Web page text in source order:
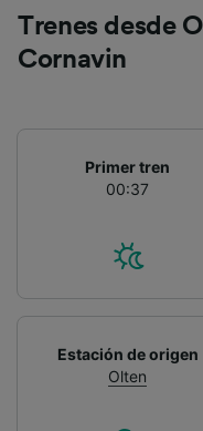
Trenes desde
Cornavin
Primer tren
00:37
Estación de origen
Olten